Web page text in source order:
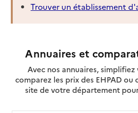
Trouver un établissement
Annuaires et
Avec nos annuaires, simplifiez
comparez les prix des EHPAD ou
site de votre département